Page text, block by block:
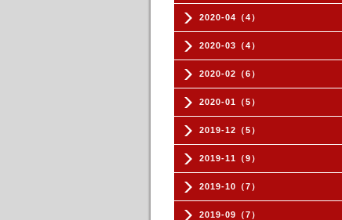
2020-04（4）
2020-03（4）
2020-02（6）
2020-01（5）
2019-12（5）
2019-11（9）
2019-10（7）
2019-09（7）